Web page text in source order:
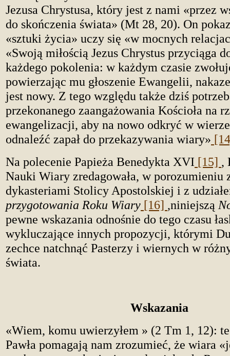
Jezusa Chrystusa, który jest z nami «przez
do skończenia świata» (Mt 28, 20). On
«sztuki życia» uczy się «w mocnych
«Swoją miłością Jezus Chrystus przyciąga
każdego pokolenia: w każdym czasie
powierzając mu głoszenie Ewangelii,
jest nowy. Z tego względu także dziś
przekonanego zaangażowania Kościoła na
ewangelizacji, aby na nowo odkryć w
odnaleźć zapał do przekazywania wiary»
Na polecenie Papieża Benedykta XVI [15] ,
Nauki Wiary zredagowała, w porozumieniu
dykasteriami Stolicy Apostolskiej i z
przygotowania Roku Wiary [16] ,niniejszą
pewne wskazania odnośnie do tego czasu
wykluczające innych propozycji, którymi
zechce natchnąć Pasterzy i wiernych w
świata.
Wskazania
«Wiem, komu uwierzyłem » (2 Tm 1, 12):
Pawła pomagają nam zrozumieć, że wiara